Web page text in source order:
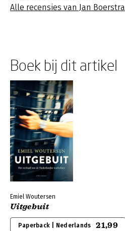
Alle recensies van Jan Boerstra
Boek bij dit artikel
Emiel Woutersen
Uitgebuit
Paperback | Nederlands 21,99